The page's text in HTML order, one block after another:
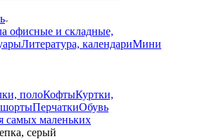
офисные и складные,
Литература, календариМини
полоКофтыКуртки,
ПерчаткиОбувь
самых маленьких
серый